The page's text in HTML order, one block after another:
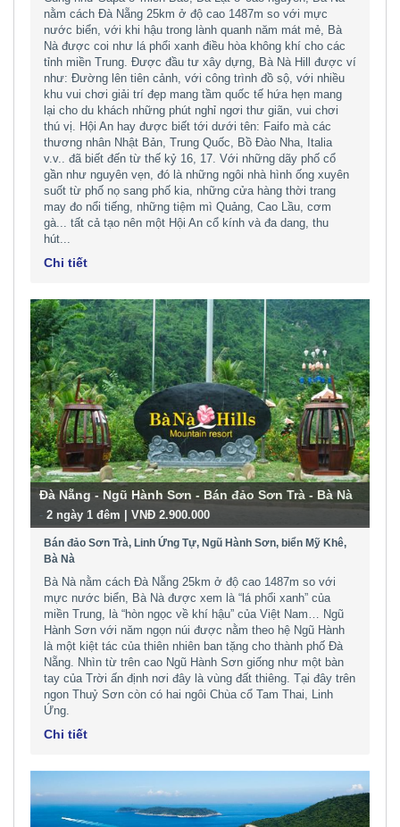
nằm cách Đà Nẵng 25km ở độ cao 1487m so với mực
nước biển, với khi hậu trong lành quanh năm mát mẻ, Bà
Nà được coi như lá phổi xanh điều hòa không khí cho các
tỉnh miền Trung. Được đầu tư xây dựng, Bà Nà Hill được ví
như: Đường lên tiên cảnh, với công trình đồ sộ, với nhiều
khu vui chơi giải trí đẹp mang tầm quốc tế hứa hẹn mang
lại cho du khách những phút nghỉ ngơi thư giãn, vui chơi
thú vị. Hội An hay được biết tới dưới tên: Faifo mà các
thương nhân Nhật Bản, Trung Quốc, Bồ Ðào Nha, Italia
v.v.. đã biết đến từ thế kỷ 16, 17. Với những dãy phố cổ
gần như nguyên vẹn, đó là những ngôi nhà hình ống xuyên
suốt từ phố nọ sang phố kia, những cửa hàng thời trang
may đo nổi tiếng, những tiệm mì Quảng, Cao Lầu, cơm
gà... tất cả tạo nên một Hội An cổ kính và đa dang, thu
hút...
Chi tiết
Đà Nẵng - Ngũ Hành Sơn - Bán đảo Sơn Trà - Bà Nà
- 2 ngày 1 đêm | VNĐ 2.900.000
Bán đảo Sơn Trà, Linh Ứng Tự, Ngũ Hành Sơn, biển Mỹ Khê,
Bà Nà
Bà Nà nằm cách Đà Nẵng 25km ở độ cao 1487m so với
mực nước biển, Bà Nà được xem là “lá phổi xanh” của
miền Trung, là “hòn ngọc về khí hậu” của Việt Nam… Ngũ
Hành Sơn với năm ngọn núi được nằm theo hệ Ngũ Hành
là một kiệt tác của thiên nhiên ban tặng cho thành phố Đà
Nẵng. Nhìn từ trên cao Ngũ Hành Sơn giống như một bàn
tay của Trời ấn định nơi đây là vùng đất thiêng. Tại đây trên
ngon Thuỷ Sơn còn có hai ngôi Chùa cổ Tam Thai, Linh
Ứng.
Chi tiết